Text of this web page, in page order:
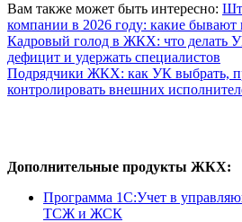
Вам также может быть интересно:
компании в 2026 году: какие бывают
Кадровый голод в ЖКХ: что делать
дефицит и удержать специалистов
Подрядчики ЖКХ: как УК выбрать,
контролировать внешних
Дополнительные продукты ЖКХ:
Программа 1C:Учет в
ТСЖ и ЖСК